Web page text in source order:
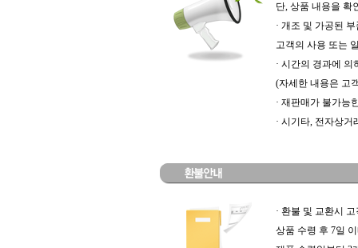
단, 상품 내용을 확
· 개조 및 가공된
고객의 사용 또는
· 시간의 경과에
(자세한 내용은 고
· 재판매가 불가능
· 시기타, 전자상
· 환불 및 교환시
상품 수령 후 7일